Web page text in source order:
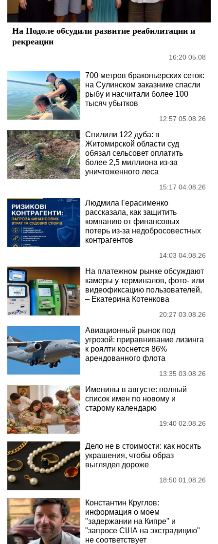
На Подоле обсудили развитие реабилитации и
рекреации
16:20 05.08
700 метров браконьерских сеток:
на Сулинском заказнике спасли
рыбу и насчитали более 100
тысяч убытков
12:57 05.08.26
Спилили 122 дуба: в
Житомирской области суд
обязал сельсовет оплатить
более 2,5 миллиона из-за
уничтоженного леса
15:17 04.08.26
Людмила Герасименко
рассказала, как защитить
компанию от финансовых
потерь из-за недобросовестных
контрагентов
14:03 04.08.26
На платежном рынке обсуждают
камеры у терминалов, фото- или
видеофиксацию пользователей,
– Екатерина Котенкова
20:27 03.08.26
Авиационный рынок под
угрозой: приравнивание лизинга
к роялти коснется 86%
арендованного флота
13:35 03.08.26
Именины в августе: полный
список имен по новому и
старому календарю
19:40 02.08.26
Дело не в стоимости: как носить
украшения, чтобы образ
выглядел дороже
18:50 01.08.26
Константин Круглов:
информация о моем
"задержании на Кипре" и
"запросе США на экстрадицию"
не соответствует